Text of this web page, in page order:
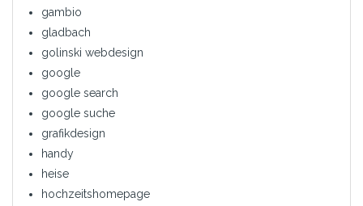
gambio
gladbach
golinski webdesign
google
google search
google suche
grafikdesign
handy
heise
hochzeitshomepage